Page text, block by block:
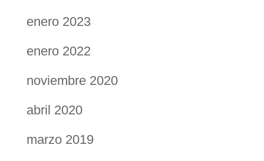
enero 2023
enero 2022
noviembre 2020
abril 2020
marzo 2019